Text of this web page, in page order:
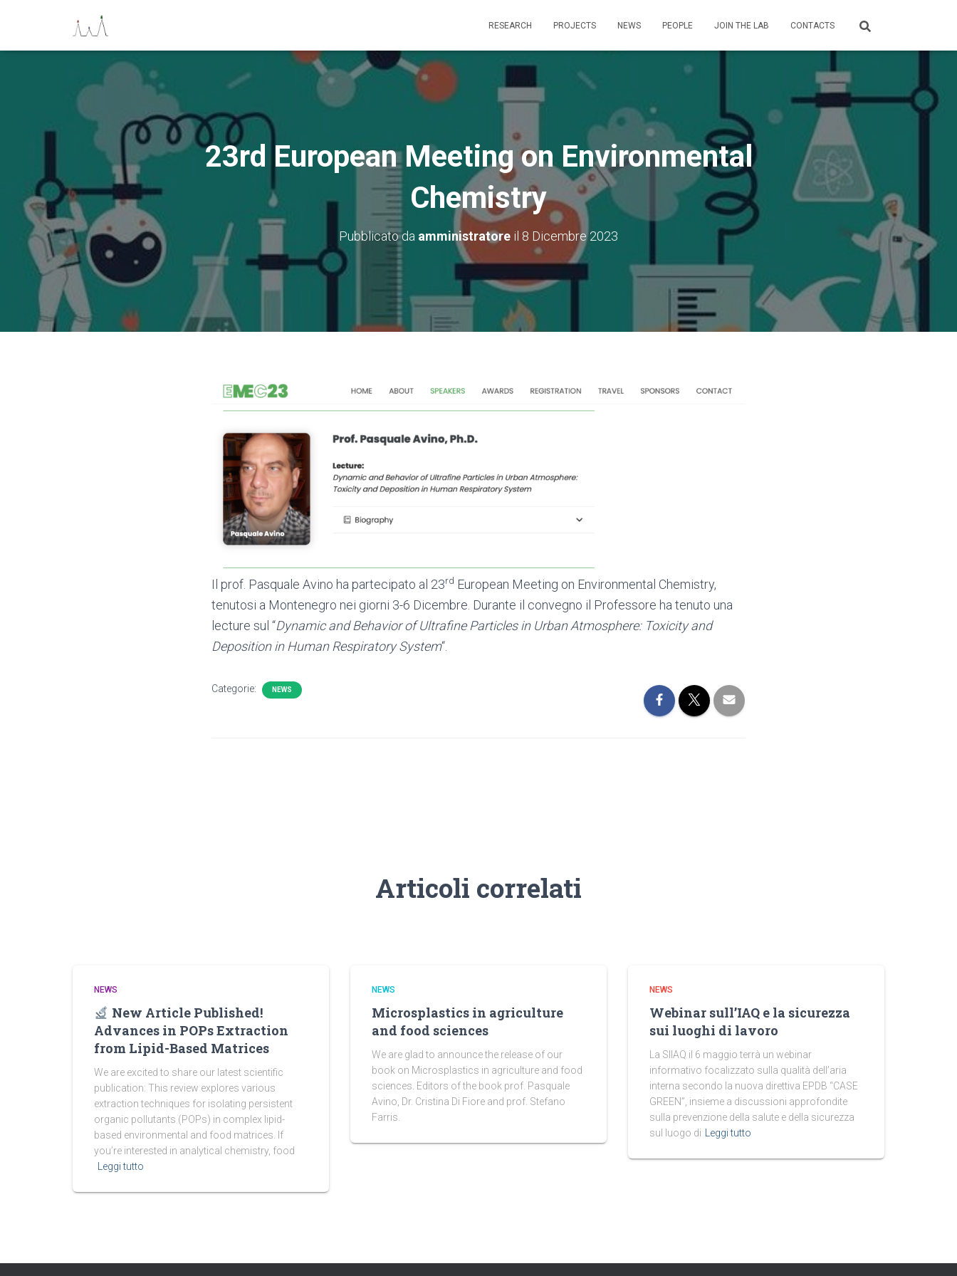
RESEARCH PROJECTS NEWS PEOPLE JOIN THE LAB CONTACTS
23rd European Meeting on Environmental
Chemistry
Pubblicato da amministratore il 8 Dicembre 2023
Il prof. Pasquale Avino ha partecipato al 23rd European Meeting on Environmental Chemistry,
tenutosi a Montenegro nei giorni 3-6 Dicembre. Durante il convegno il Professore ha tenuto una
lecture sul “Dynamic and Behavior of Ultrafine Particles in Urban Atmosphere: Toxicity and
Deposition in Human Respiratory System“.
Categorie: NEWS
Articoli correlati
NEWS
New Article Published!
Advances in POPs Extraction
from Lipid-Based Matrices
We are excited to share our latest scientific
publication: This review explores various
extraction techniques for isolating persistent
organic pollutants (POPs) in complex lipid-
based environmental and food matrices. If
you’re interested in analytical chemistry, food
Leggi tutto
NEWS
Microsplastics in agriculture
and food sciences
We are glad to announce the release of our
book on Microsplastics in agriculture and food
sciences. Editors of the book prof. Pasquale
Avino, Dr. Cristina Di Fiore and prof. Stefano
Farris.
NEWS
Webinar sull’IAQ e la sicurezza
sui luoghi di lavoro
La SIIAQ il 6 maggio terrà un webinar
informativo focalizzato sulla qualità dell’aria
interna secondo la nuova direttiva EPDB “CASE
GREEN”, insieme a discussioni approfondite
sulla prevenzione della salute e della sicurezza
sul luogo di
Leggi tutto